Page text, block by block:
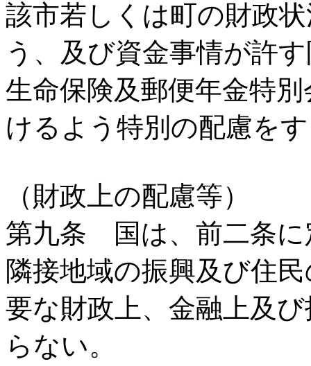
該市若しくは町の財政
う、及び資金事情が許
生命保険及郵便年金特
けるよう特別の配慮を
（財政上の配慮等）
第九条 国は、前二条に
隣接地域の振興及び住
要な財政上、金融上及
らない。